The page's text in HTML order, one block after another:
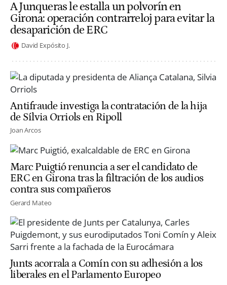
A Junqueras le estalla un polvorín en
Girona: operación contrarreloj para evitar la
desaparición de ERC
David Expósito J.
Antifraude investiga la contratación de la hija
de Sílvia Orriols en Ripoll
Joan Arcos
Marc Puigtió renuncia a ser el candidato de
ERC en Girona tras la filtración de los audios
contra sus compañeros
Gerard Mateo
Junts acorrala a Comín con su adhesión a los
liberales en el Parlamento Europeo